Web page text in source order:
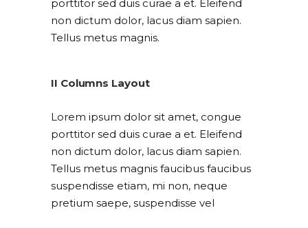
porttitor sed duis curae a et. Eleifend
non dictum dolor, lacus diam sapien.
Tellus metus magnis.
II Columns Layout
Lorem ipsum dolor sit amet, congue
porttitor sed duis curae a et. Eleifend
non dictum dolor, lacus diam sapien.
Tellus metus magnis faucibus faucibus
suspendisse etiam, mi non, neque
pretium saepe, suspendisse vel